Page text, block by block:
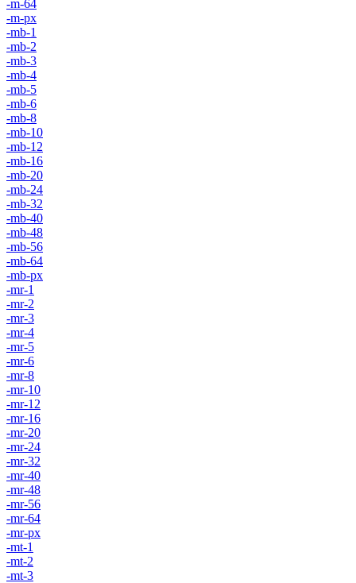
-m-64
-m-px
-mb-1
-mb-2
-mb-3
-mb-4
-mb-5
-mb-6
-mb-8
-mb-10
-mb-12
-mb-16
-mb-20
-mb-24
-mb-32
-mb-40
-mb-48
-mb-56
-mb-64
-mb-px
-mr-1
-mr-2
-mr-3
-mr-4
-mr-5
-mr-6
-mr-8
-mr-10
-mr-12
-mr-16
-mr-20
-mr-24
-mr-32
-mr-40
-mr-48
-mr-56
-mr-64
-mr-px
-mt-1
-mt-2
-mt-3